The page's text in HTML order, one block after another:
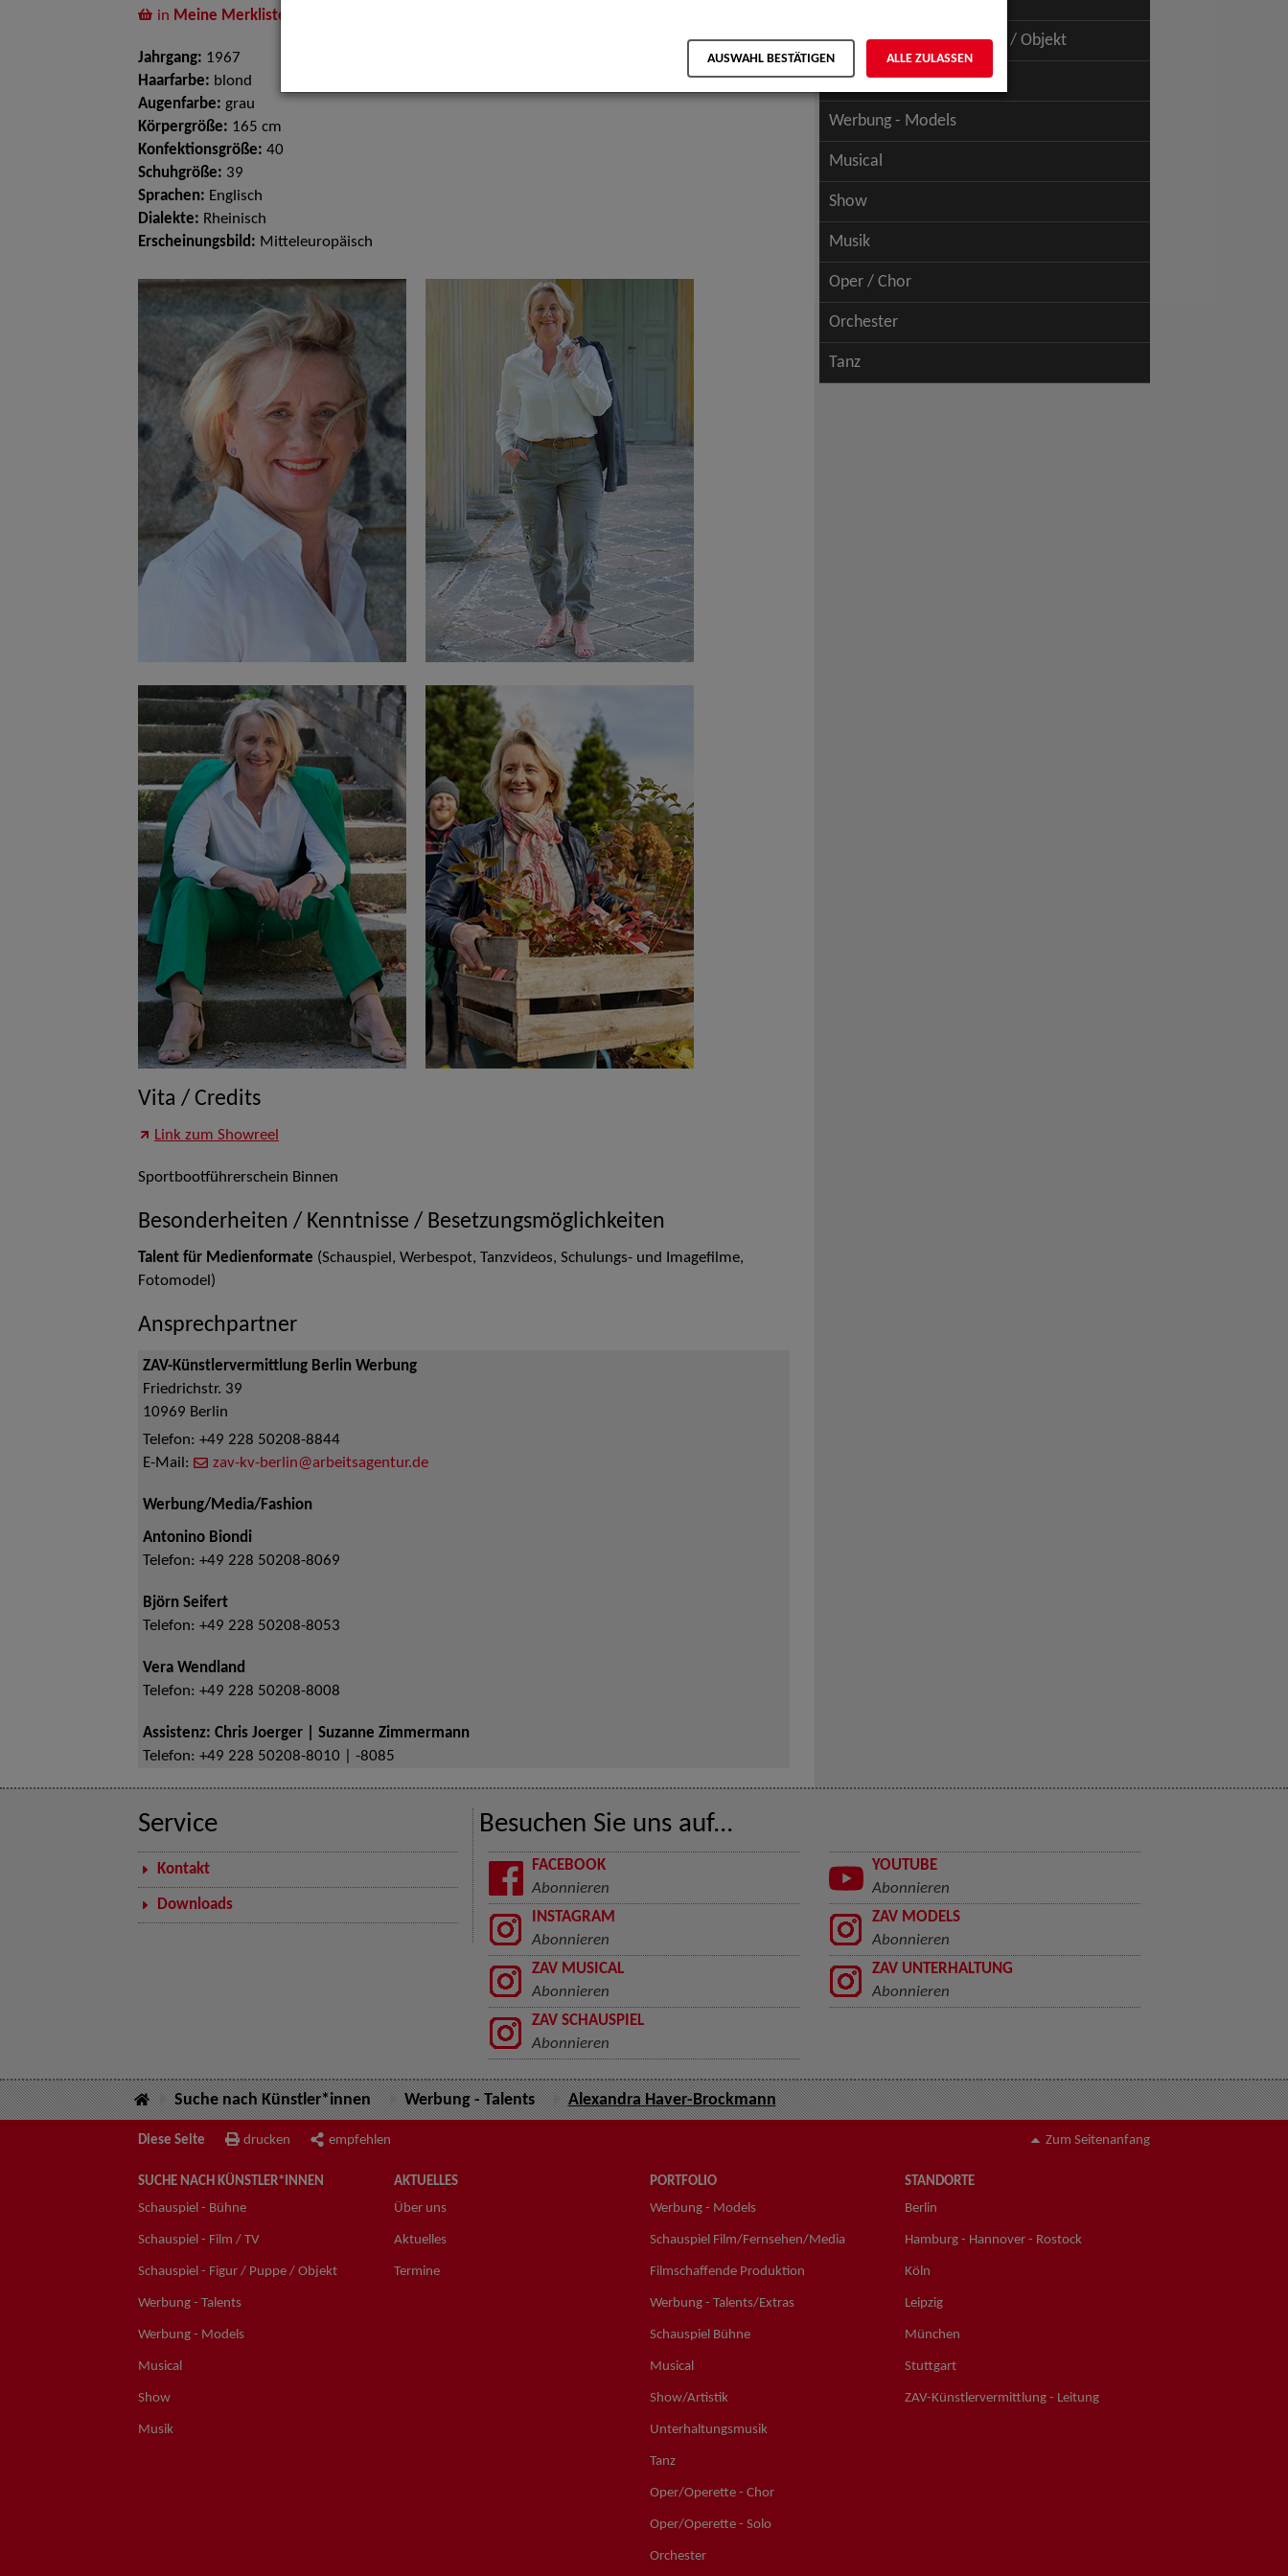
in Meine Merkliste
Jahrgang: 1967
Haarfarbe: blond
Augenfarbe: grau
Körpergröße: 165 cm
Konfektionsgröße: 40
Schuhgröße: 39
Sprachen: Englisch
Dialekte: Rheinisch
Erscheinungsbild: Mitteleuropäisch
Vita / Credits
Link zum Showreel
Sportbootführerschein Binnen
Besonderheiten / Kenntnisse / Besetzungsmöglichkeiten
Talent für Medienformate (Schauspiel, Werbespot, Tanzvideos, Schulungs- und Imagefilme,
Fotomodel)
Ansprechpartner
ZAV-Künstlervermittlung Berlin Werbung
Friedrichstr. 39
10969 Berlin
Telefon: +49 228 50208-8844
E-Mail:
zav-kv-berlin@arbeitsagentur.de
Werbung/Media/Fashion
Antonino Biondi
Telefon: +49 228 50208-8069
Björn Seifert
Telefon: +49 228 50208-8053
Vera Wendland
Telefon: +49 228 50208-8008
Assistenz: Chris Joerger | Suzanne Zimmermann
Telefon: +49 228 50208-8010 | -8085
Schauspiel - Figur / Puppe / Objekt
Werbung - Talents
Werbung - Models
Musical
Show
Musik
Oper / Chor
Orchester
Tanz
Service
Kontakt
Downloads
Besuchen Sie uns auf...
FACEBOOK
Abonnieren
YOUTUBE
Abonnieren
INSTAGRAM
Abonnieren
ZAV MODELS
Abonnieren
ZAV MUSICAL
Abonnieren
ZAV UNTERHALTUNG
Abonnieren
ZAV SCHAUSPIEL
Abonnieren
Suche nach Künstler*innen Werbung - Talents Alexandra Haver-Brockmann
Diese Seite drucken empfehlen Zum Seitenanfang
SUCHE NACH KÜNSTLER*INNEN
Schauspiel - Bühne
Schauspiel - Film / TV
Schauspiel - Figur / Puppe / Objekt
Werbung - Talents
Werbung - Models
Musical
Show
Musik
AKTUELLES
Über uns
Aktuelles
Termine
PORTFOLIO
Werbung - Models
Schauspiel Film/Fernsehen/Media
Filmschaffende Produktion
Werbung - Talents/Extras
Schauspiel Bühne
Musical
Show/Artistik
Unterhaltungsmusik
Tanz
Oper/Operette - Chor
Oper/Operette - Solo
Orchester
STANDORTE
Berlin
Hamburg - Hannover - Rostock
Köln
Leipzig
München
Stuttgart
ZAV-Künstlervermittlung - Leitung
AUSWAHL BESTÄTIGEN ALLE ZULASSEN